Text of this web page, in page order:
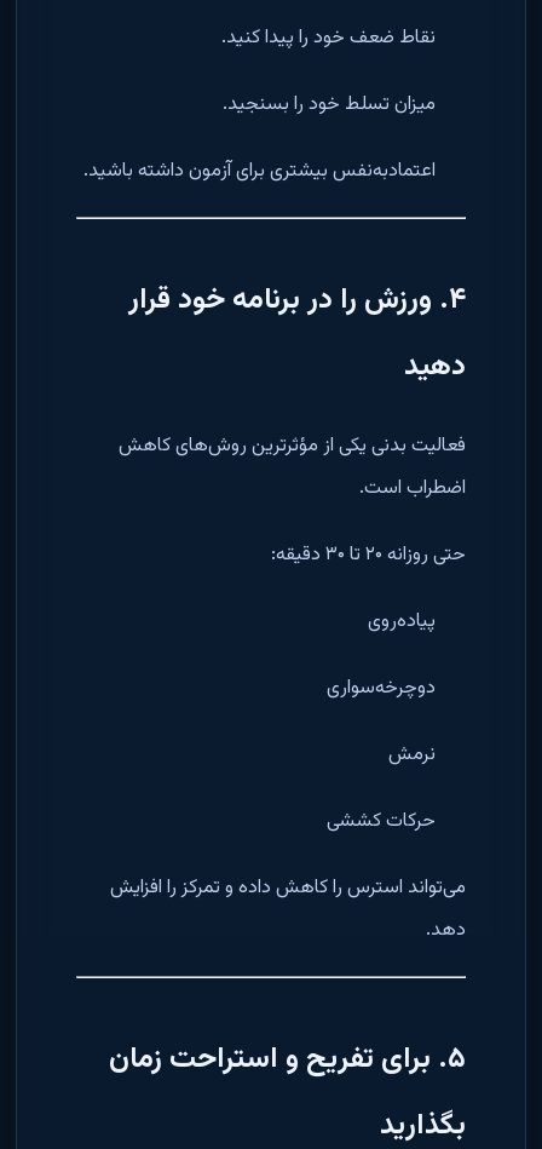
نقاط ضعف خود را پیدا کنید.
میزان تسلط خود را بسنجید.
اعتمادبه‌نفس بیشتری برای آزمون داشته باشید.
۴. ورزش را در برنامه خود قرار
دهید
فعالیت بدنی یکی از مؤثرترین روش‌های کاهش
اضطراب است.
حتی روزانه ۲۰ تا ۳۰ دقیقه:
پیاده‌روی
دوچرخه‌سواری
نرمش
حرکات کششی
می‌تواند استرس را کاهش داده و تمرکز را افزایش
دهد.
۵. برای تفریح و استراحت زمان
بگذارید